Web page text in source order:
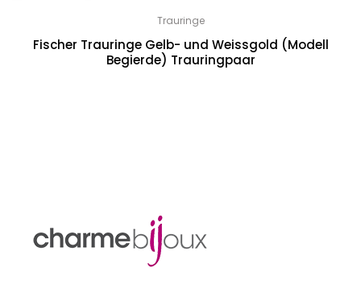
Trauringe
Fischer Trauringe Gelb- und Weissgold (Modell
Begierde) Trauringpaar